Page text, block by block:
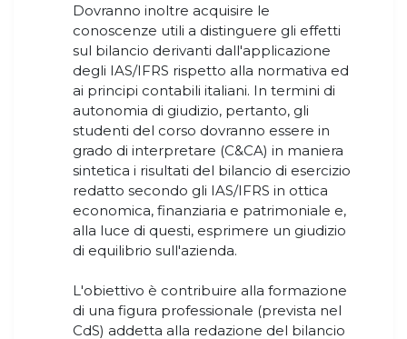
Dovranno inoltre acquisire le
conoscenze utili a distinguere gli effetti
sul bilancio derivanti dall'applicazione
degli IAS/IFRS rispetto alla normativa ed
ai principi contabili italiani. In termini di
autonomia di giudizio, pertanto, gli
studenti del corso dovranno essere in
grado di interpretare (C&CA) in maniera
sintetica i risultati del bilancio di esercizio
redatto secondo gli IAS/IFRS in ottica
economica, finanziaria e patrimoniale e,
alla luce di questi, esprimere un giudizio
di equilibrio sull'azienda.
L'obiettivo è contribuire alla formazione
di una figura professionale (prevista nel
CdS) addetta alla redazione del bilancio